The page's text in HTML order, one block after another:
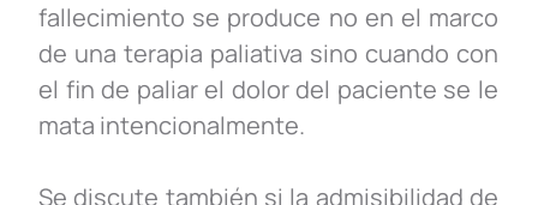
fallecimiento se produce no en el marco
de una terapia paliativa sino cuando con
el fin de paliar el dolor del paciente se le
mata intencionalmente.
Se discute también si la admisibilidad de